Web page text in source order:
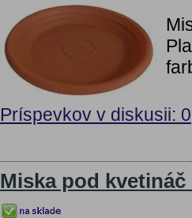
Príspevkov v diskusii: 0
Miska pod kvetináč